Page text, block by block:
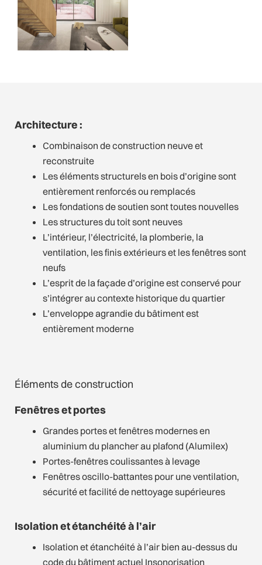
Architecture :
Combinaison de construction neuve et
reconstruite
Les éléments structurels en bois d’origine sont
entièrement renforcés ou remplacés
Les fondations de soutien sont toutes nouvelles
Les structures du toit sont neuves
L’intérieur, l’électricité, la plomberie, la
ventilation, les finis extérieurs et les fenêtres sont
neufs
L’esprit de la façade d’origine est conservé pour
s’intégrer au contexte historique du quartier
L’enveloppe agrandie du bâtiment est
entièrement moderne
Éléments de construction
Fenêtres et portes
Grandes portes et fenêtres modernes en
aluminium du plancher au plafond (Alumilex)
Portes-fenêtres coulissantes à levage
Fenêtres oscillo-battantes pour une ventilation,
sécurité et facilité de nettoyage supérieures
Isolation et étanchéité à l’air
Isolation et étanchéité à l’air bien au-dessus du
code du bâtiment actuel Insonorisation